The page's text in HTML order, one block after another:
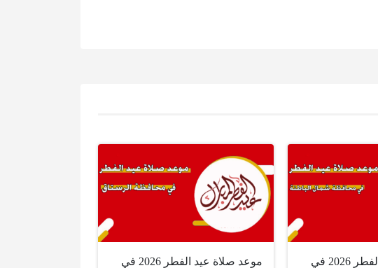
موعد صلاة عيد الفطر 2026 في
موعد صلاة عيد الفطر 2026 في